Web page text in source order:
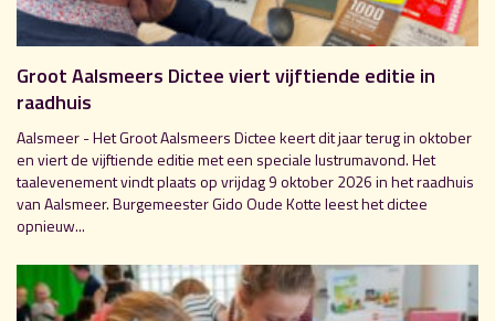
Groot Aalsmeers Dictee viert vijftiende editie in
raadhuis
Aalsmeer - Het Groot Aalsmeers Dictee keert dit jaar terug in oktober
en viert de vijftiende editie met een speciale lustrumavond. Het
taalevenement vindt plaats op vrijdag 9 oktober 2026 in het raadhuis
van Aalsmeer. Burgemeester Gido Oude Kotte leest het dictee
opnieuw...